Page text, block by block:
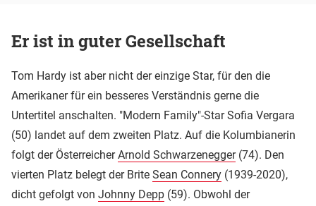
Er ist in guter Gesellschaft
Tom Hardy ist aber nicht der einzige Star, für den die
Amerikaner für ein besseres Verständnis gerne die
Untertitel anschalten. "Modern Family"-Star Sofia Vergara
(50) landet auf dem zweiten Platz. Auf die Kolumbianerin
folgt der ÖsterreicherArnold Schwarzenegger(74). Den
vierten Platz belegt der Brite Sean Connery (1939-2020),
dicht gefolgt von Johnny Depp (59). Obwohl der